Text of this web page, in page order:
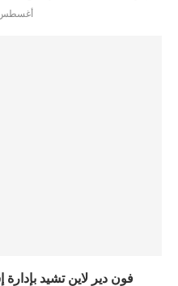
أغسطس 5,
فون دير لاين تشيد بإدارة